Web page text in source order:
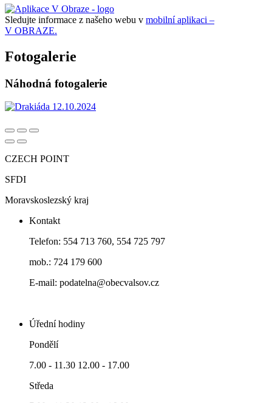
Sledujte informace z našeho webu v mobilní aplikaci –
V OBRAZE.
Fotogalerie
Náhodná fotogalerie
CZECH POINT
SFDI
Moravskoslezský kraj
Kontakt
Telefon: 554 713 760, 554 725 797
mob.: 724 179 600
E-mail: podatelna@obecvalsov.cz
Úřední hodiny
Pondělí
7.00 - 11.30 12.00 - 17.00
Středa